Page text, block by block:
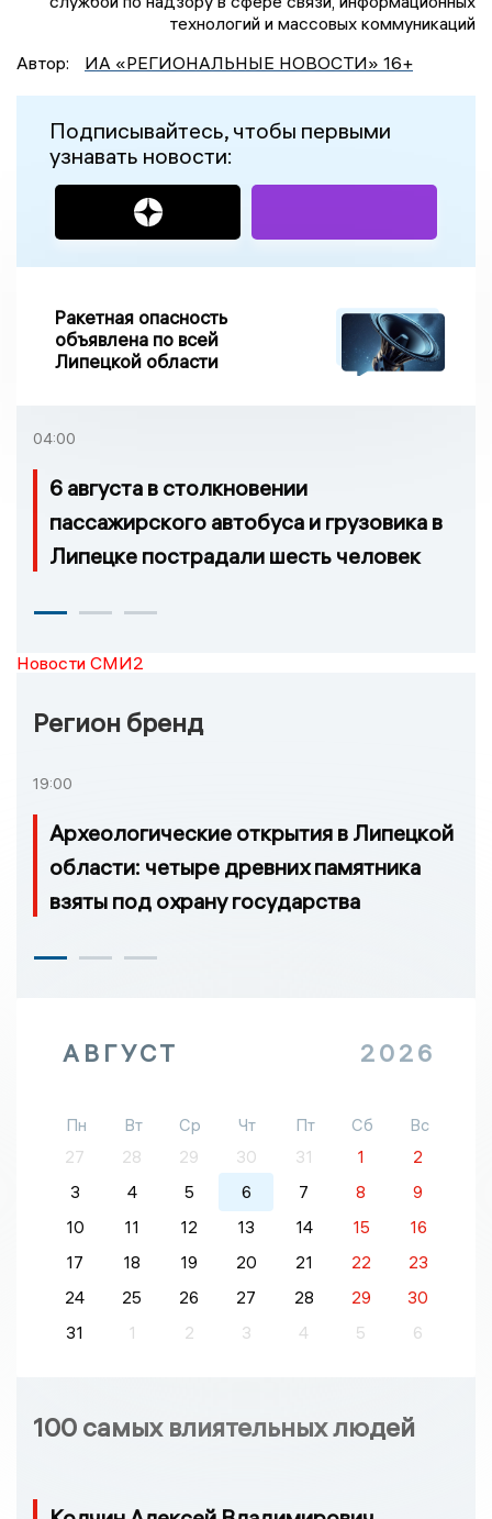
технологий и массовых коммуникаций
Автор:
ИА «РЕГИОНАЛЬНЫЕ НОВОСТИ» 16+
Подписывайтесь, чтобы первыми
узнавать новости:
Ракетная опасность
объявлена по всей
Липецкой области
04:00
6 августа в столкновении
пассажирского автобуса и грузовика в
Липецке пострадали шесть человек
Новости СМИ2
Регион бренд
19:00
Археологические открытия в Липецкой
области: четыре древних памятника
взяты под охрану государства
АВГУСТ 2026
Пн Вт Ср Чт Пт Сб
Вс
27
28 29 30 31 1
2
3
4 5 6 7 8
9
10
11 12 13 14 15
16
17
18 19 20 21 22
23
24
25 26 27 28 29
30
31
1 2 3 4 5 6
100 самых влиятельных людей